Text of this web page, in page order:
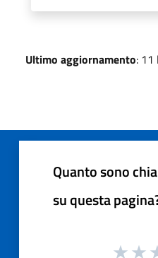
Ultimo aggiornamento:
Quanto sono
su questa